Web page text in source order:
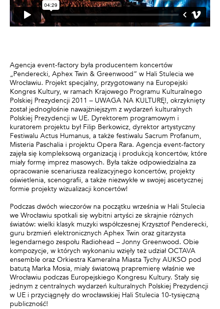
Agencja event-factory była producentem koncertów
„Penderecki, Aphex Twin & Greenwood“ w Hali Stulecia we
Wrocławiu. Projekt specjalny, przygotowany na Europejski
Kongres Kultury, w ramach Krajowego Programu Kulturalnego
Polskiej Prezydencji 2011 – UWAGA NA KULTURĘ!, okrzyknięty
został jednogłośnie nawajżniejszym z wydarzeń kulturalnych
Polskiej Prezydencji w UE. Dyrektorem programowym i
kuratorem projektu był Filip Berkowicz, dyrektor artystyczny
Festiwalu Actus Humanus, a także festiwalu Sacrum Profanum,
Misteria Paschalia i projektu Opera Rara. Agencja event-factory
zajęła się kompleksową organizacją i produkcją koncertów, które
miały formę imprez masowych. Była także odpowiedzialna za
opracowanie scenariusza realizacyjnego koncertów, projekty
oświetlenia, scenografii, a także niezwykłe w swojej ascetycznej
formie projekty wizualizacji koncertów!
Podczas dwóch wieczorów na początku września w Hali Stulecia
we Wrocławiu spotkali się wybitni artyści ze skrajnie różnych
światów: wielki klasyk muzyki współczesnej Krzysztof Penderecki,
guru brzmień elektronicznych Aphex Twin oraz gitarzysta
legendarnego zespołu Radiohead – Jonny Greenwood. Obie
kompozycje, w których wykonaniu wzięły też udział OCTAVA
ensemble oraz Orkiestra Kameralna Miasta Tychy AUKSO pod
batutą Marka Mosia, miały światową prapremierę właśnie we
Wrocławiu podczas Europejskiego Kongresu Kultury. Stały się
jednym z centralnych wydarzeń kulturalnych Polskiej Prezydencji
w UE i przyciągnęły do wrocławskiej Hali Stulecia 10-tysięczną
publiczność!